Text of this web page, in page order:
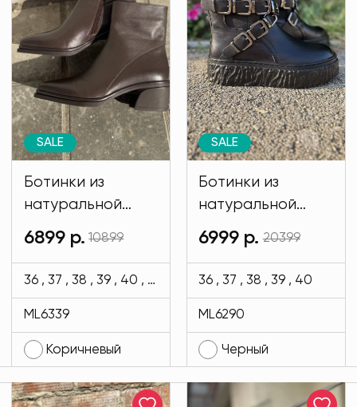
Ботинки из
натуральной
кожи коричневого
цвета MODLAV
ML6339-36
SALE
6899 р. 10899
36 , 37 , 38 , 39 , 40 , 41
ML6339
Коричневый
Ботинки из
натуральной
кожи Regina
Bottini черного
цвета MODLAV
ML6290-13
SALE
6999 р. 20399
36 , 37 , 38 , 39 , 40
ML6290
Черный